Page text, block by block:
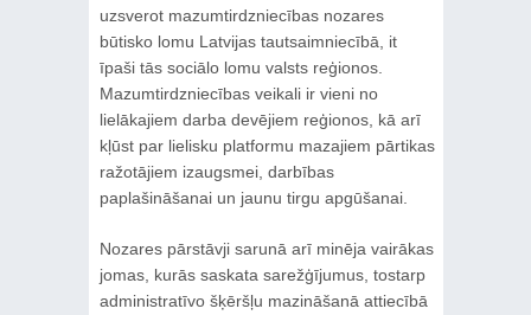
uzsverot mazumtirdzniecības nozares
būtisko lomu Latvijas tautsaimniecībā, it
īpaši tās sociālo lomu valsts reģionos.
Mazumtirdzniecības veikali ir vieni no
lielākajiem darba devējiem reģionos, kā arī
kļūst par lielisku platformu mazajiem pārtikas
ražotājiem izaugsmei, darbības
paplašināšanai un jaunu tirgu apgūšanai.
Nozares pārstāvji sarunā arī minēja vairākas
jomas, kurās saskata sarežģījumus, tostarp
administratīvo šķēršļu mazināšanā attiecībā